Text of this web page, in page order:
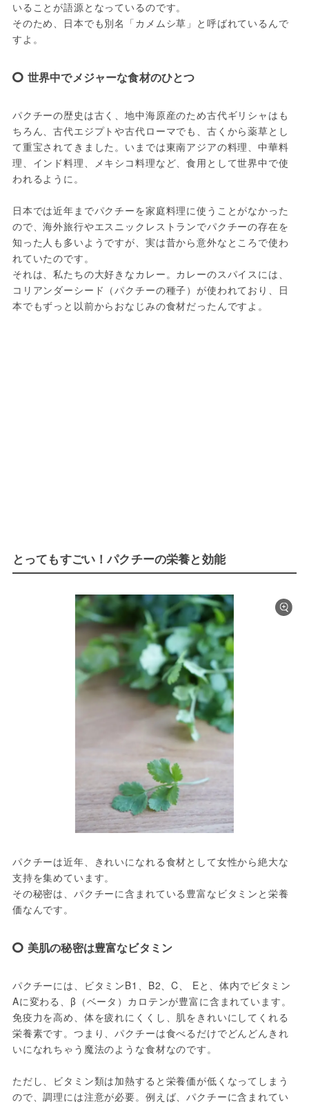
いることが語源となっているのです。
そのため、日本でも別名「カメムシ草」と呼ばれているんで
すよ。
世界中でメジャーな食材のひとつ
パクチーの歴史は古く、地中海原産のため古代ギリシャはも
ちろん、古代エジプトや古代ローマでも、古くから薬草とし
て重宝されてきました。いまでは東南アジアの料理、中華料
理、インド料理、メキシコ料理など、食用として世界中で使
われるように。
日本では近年までパクチーを家庭料理に使うことがなかった
ので、海外旅行やエスニックレストランでパクチーの存在を
知った人も多いようですが、実は昔から意外なところで使わ
れていたのです。
それは、私たちの大好きなカレー。カレーのスパイスには、
コリアンダーシード（パクチーの種子）が使われており、日
本でもずっと以前からおなじみの食材だったんですよ。
とってもすごい！パクチーの栄養と効能
パクチーは近年、きれいになれる食材として女性から絶大な
支持を集めています。
その秘密は、パクチーに含まれている豊富なビタミンと栄養
価なんです。
美肌の秘密は豊富なビタミン
パクチーには、ビタミンB1、B2、C、 Eと、体内でビタミン
Aに変わる、β（ベータ）カロテンが豊富に含まれています。
免疫力を高め、体を疲れにくくし、肌をきれいにしてくれる
栄養素です。つまり、パクチーは食べるだけでどんどんきれ
いになれちゃう魔法のような食材なのです。
ただし、ビタミン類は加熱すると栄養価が低くなってしまう
ので、調理には注意が必要。例えば、パクチーに含まれてい